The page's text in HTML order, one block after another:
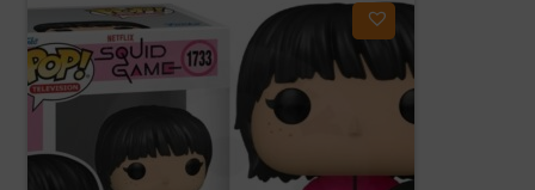
Ajouter à ma liste d'envies